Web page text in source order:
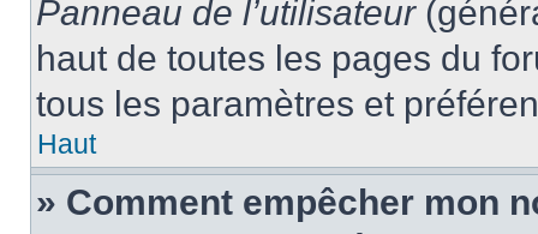
Panneau de l’utilisateur
haut de toutes les pages du
tous les paramètres et
Haut
» Comment empêcher mon